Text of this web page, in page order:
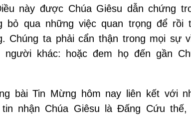
này được Chúa Giêsu dẫn chứng
bỏ qua những việc quan trọng để rồi
Chúng ta phải cẩn thận trong mọi sự
khác: hoặc đem họ đến gần
bài Tin Mừng hôm nay liên kết với
nhận Chúa Giêsu là Đấng Cứu thế,